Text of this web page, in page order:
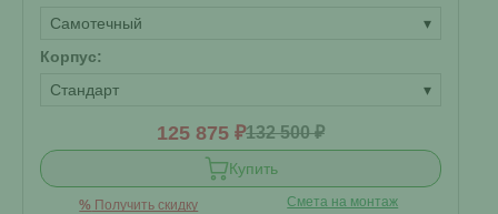
Самотечный
▾
Корпус:
Стандарт
▾
125 875 ₽132 500 ₽
Купить
% Получить скидку Смета на монтаж